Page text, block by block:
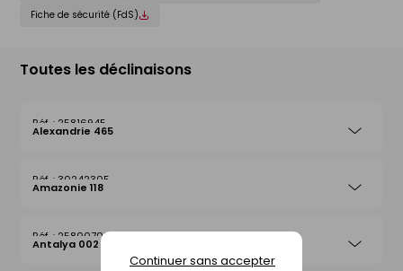
Continuer sans accepter
Fiche de sécurité (FdS)
Toutes les déclinaisons
25816945
Alexandrie 465
30242305
Amazonie 118
25800708
Antalya 002